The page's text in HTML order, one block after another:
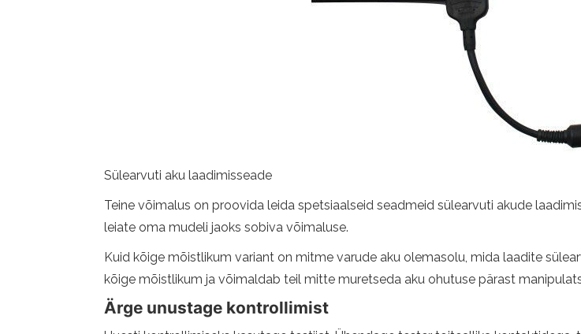
Sülearvuti aku laadimisseade
Teine võimalus on proovida leida spetsiaalseid seadmeid sülearvuti akude
leiate oma mudeli jaoks sobiva võimaluse.
Kuid kõige mõistlikum variant on mitme varude aku olemasolu, mida laadite
kõige mõistlikum ja võimaldab teil mitte muretseda aku ohutuse pärast
Ärge unustage kontrollimist